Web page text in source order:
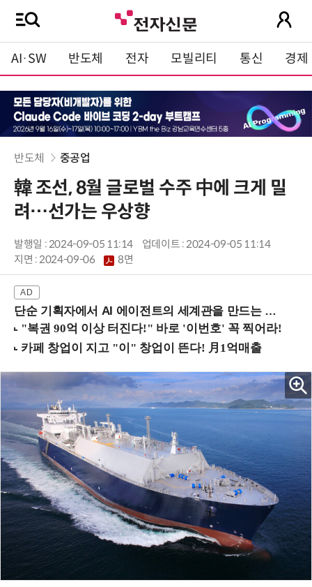
AI·SW 반도체 전자 모빌리티 통신 경제
반도체 중공업
韓 조선, 8월 글로벌 수주 中에 크게 밀
려…선가는 우상향
발행일 : 2024-09-05 11:14
업데이트 : 2024-09-05 11:14
지면 :2024-09-06 8면
단순 기획자에서 AI 에이전트의 세계관을 만드는 지식 설계자로.. (8/20 강남역)